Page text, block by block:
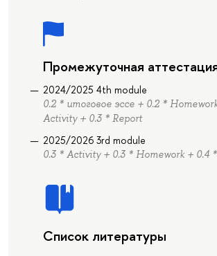
Промежуточная
2024/2025 4th module
0.2 * итоговое эссе + 0.2 *
Activity + 0.3 * Report
2025/2026 3rd module
0.3 * Activity + 0.3 * Homework + 0.4
Список литературы